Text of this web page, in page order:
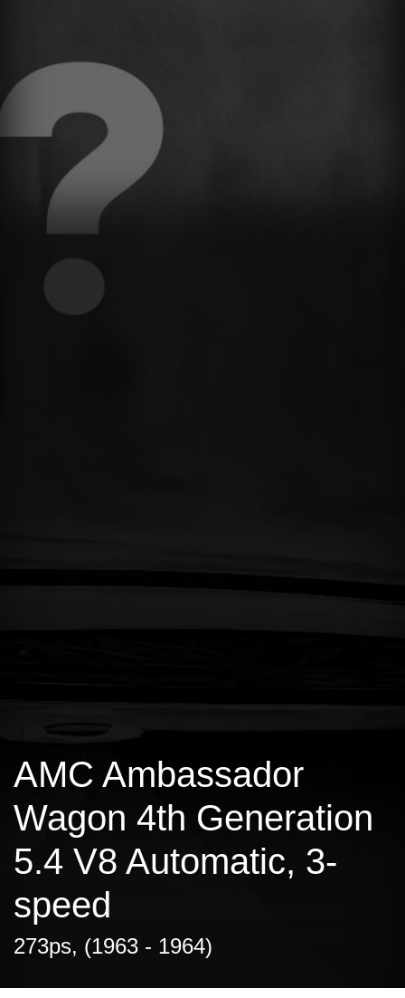
AMC Ambassador
Wagon 4th Generation
5.4 V8 Automatic, 3-
speed
273ps, (1963 - 1964)